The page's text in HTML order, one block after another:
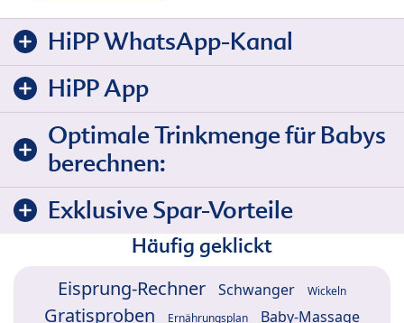
HiPP WhatsApp-Kanal
HiPP App
Optimale Trinkmenge für Babys
berechnen:
Exklusive Spar-Vorteile
Häufig geklickt
Eisprung-Rechner Schwanger Wickeln
Gratisproben Ernährungsplan Baby-Massage